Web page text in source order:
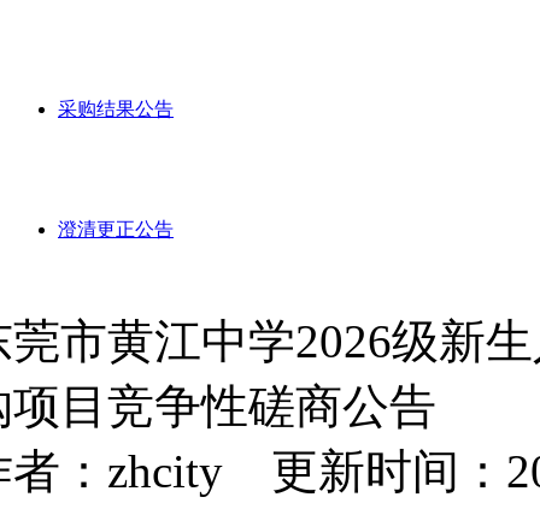
采购结果公告
澄清更正公告
莞市黄江中学2026级新
项目竞争性磋商公告
者：zhcity 更新时间：